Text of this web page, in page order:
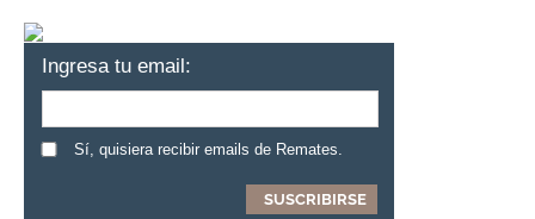
Ingresa tu email:
Sí, quisiera recibir emails de Remates.